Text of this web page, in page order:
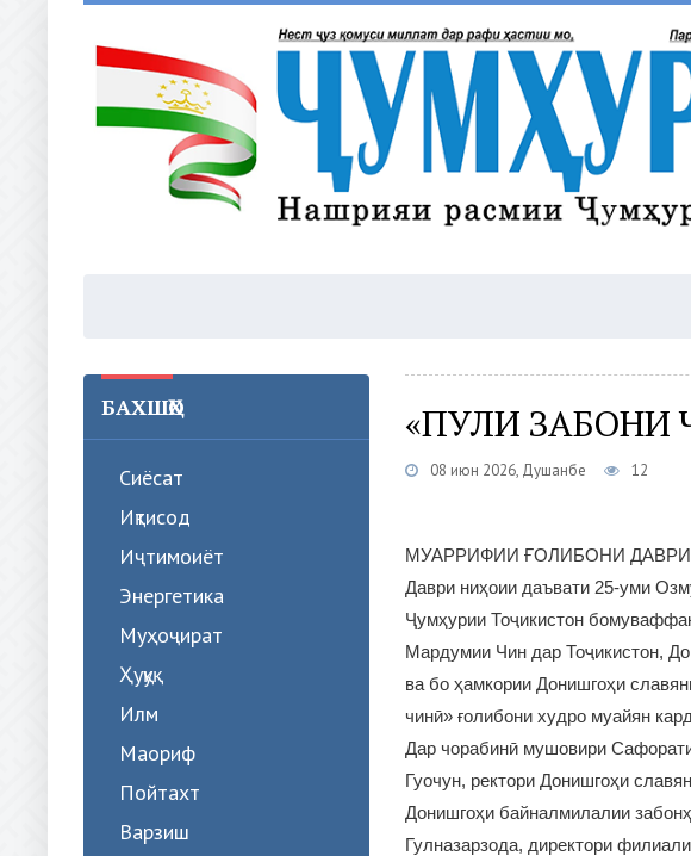
БАХШҲО
Сиёсат
Иқтисод
Иҷтимоиёт
Энергетика
Муҳоҷират
Ҳуқуқ
Илм
Маориф
Пойтахт
Варзиш
«ПУЛИ ЗАБОНИ
08 июн 2026, Душанбе 12
МУАРРИФИИ ҒОЛИБОНИ
Даври ниҳоии даъвати 25-уми
Ҷумҳурии Тоҷикистон
Мардумии Чин дар Тоҷикистон,
ва бо ҳамкории Донишгоҳи
чинӣ» ғолибони худро муайян
Дар чорабинӣ мушовири
Гуочун, ректори Донишгоҳи
Донишгоҳи байналмилалии
Гулназарзода, директори